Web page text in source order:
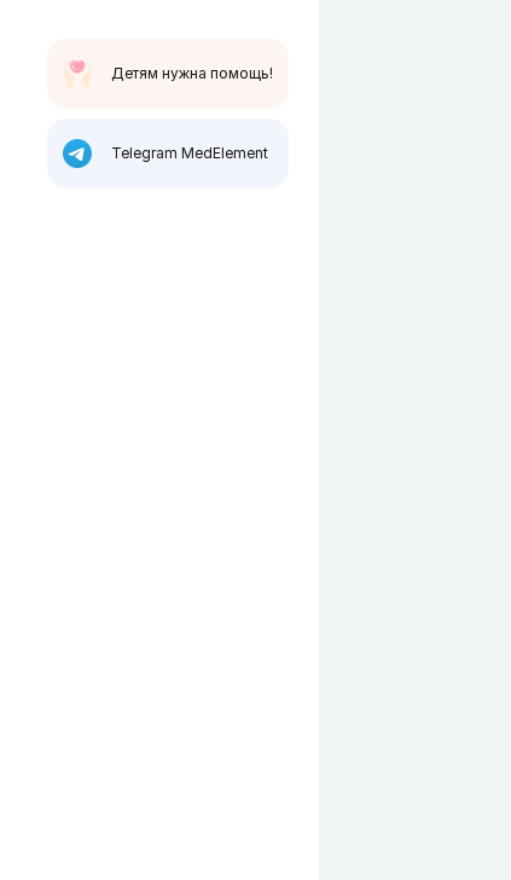
Детям нужна помощь!
Telegram MedElement